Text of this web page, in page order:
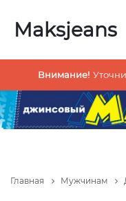
Maksjeans
Внимание!
Главная Мужчинам